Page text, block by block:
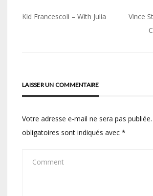
Navigation
Kid Francescoli – With Julia
Vince
LAISSER UN COMMENTAIRE
Votre adresse e-mail ne sera pas publiée.
obligatoires sont indiqués avec *